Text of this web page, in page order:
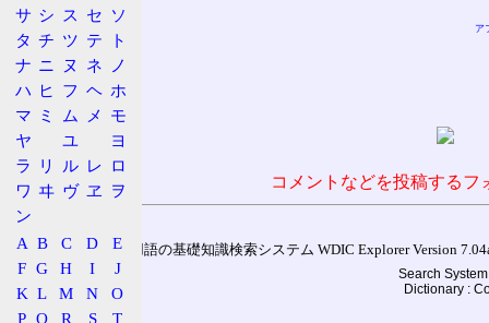
ア
コメントなどを投稿する
通信用語の基礎知識検索システム WDIC Explorer Version
Search
Dictionary :
サ シ ス セ ソ
タ チ ツ テ
ト
ナ ニ ヌ ネ
ノ
ハ ヒ フ ヘ ホ
マ ミ ム メ
モ
ヤ
ユ
ヨ
ラ
リ ル レ ロ
ワ ヰ ヴ ヱ
ヲ
ン
A B C D
E
F G H I
J
K L M N
O
P Q R S
T